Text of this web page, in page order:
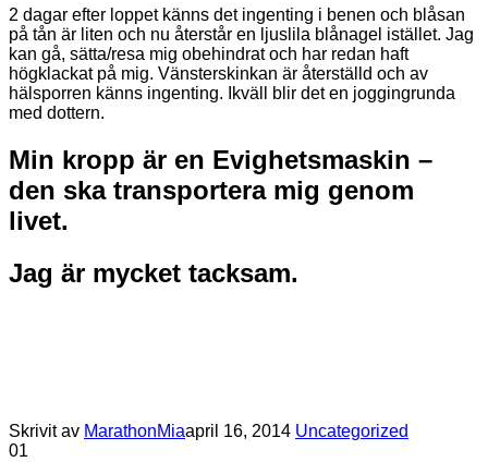
2 dagar efter loppet känns det ingenting i benen och blåsan
på tån är liten och nu återstår en ljuslila blånagel istället. Jag
kan gå, sätta/resa mig obehindrat och har redan haft
högklackat på mig. Vänsterskinkan är återställd och av
hälsporren känns ingenting. Ikväll blir det en joggingrunda
med dottern.
Min kropp är en Evighetsmaskin –
den ska transportera mig genom
livet.
Jag är mycket tacksam.
Skrivit av MarathonMiaapril 16, 2014 Uncategorized
01